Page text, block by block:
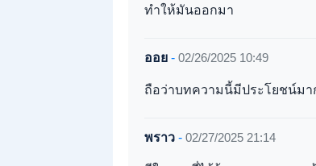
ทำให้มันออกมา
ออย- 02/26/2025 10:49
ถือว่าบทความนี้มีประโยชน์มา
พราว- 02/27/2025 21:14